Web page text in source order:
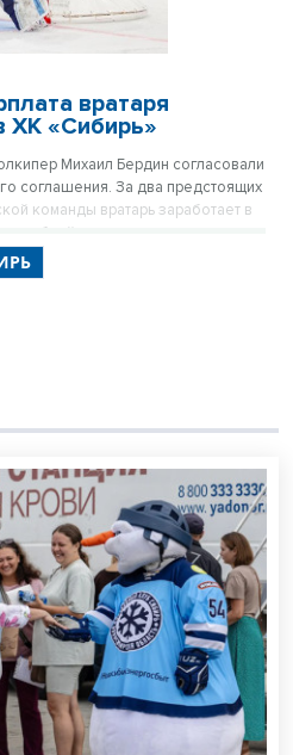
вратаря
ХК «Сибирь»
Михаил Бердин согласовали
соглашения. За два предстоящих
команды вратарь заработает в
рублей, что делает его одним из
клуба.